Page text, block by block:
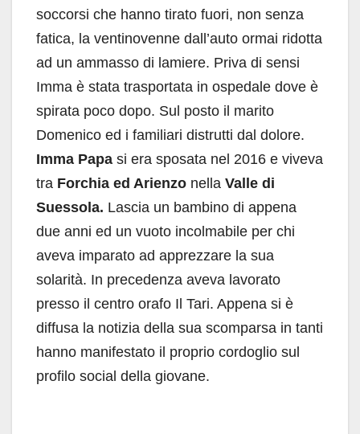
soccorsi che hanno tirato fuori, non senza
fatica, la ventinovenne dall’auto ormai ridotta
ad un ammasso di lamiere. Priva di sensi
Imma è stata trasportata in ospedale dove è
spirata poco dopo. Sul posto il marito
Domenico ed i familiari distrutti dal dolore.
Imma Papa si era sposata nel 2016 e viveva
tra Forchia ed Arienzo nella Valle di
Suessola. Lascia un bambino di appena
due anni ed un vuoto incolmabile per chi
aveva imparato ad apprezzare la sua
solarità. In precedenza aveva lavorato
presso il centro orafo Il Tari. Appena si è
diffusa la notizia della sua scomparsa in tanti
hanno manifestato il proprio cordoglio sul
profilo social della giovane.